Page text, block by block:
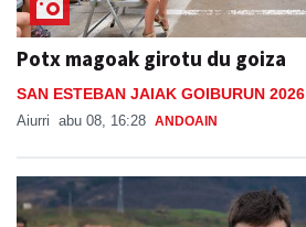
Potx magoak girotu du goiza
SAN ESTEBAN JAIAK GOIBURUN 2026
Aiurri abu 08, 16:28 ANDOAIN